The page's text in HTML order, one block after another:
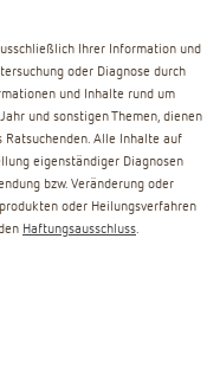
Ihrer Information und
oder Diagnose durch
und Inhalte rund um
und sonstigen Themen, dienen
Alle Inhalte auf
eigenständiger Diagnosen
bzw. Veränderung oder
oder Heilungsverfahren
Haftungsausschluss.